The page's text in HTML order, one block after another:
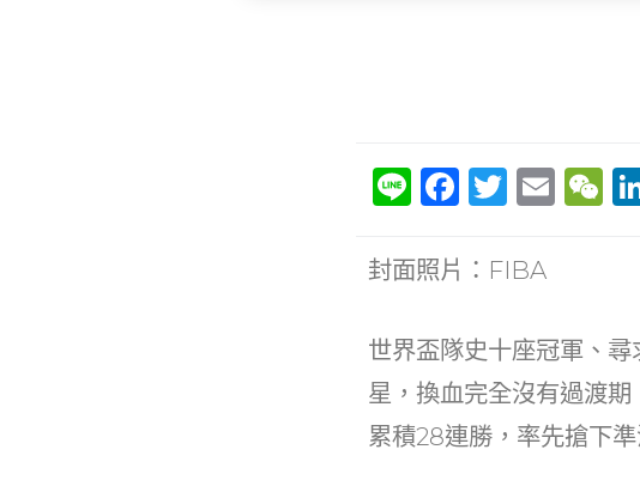
Li
e
F
c
b
o
o
k
T
itt
E
W
at
封面照片：FIBA
世界盃隊史十座冠軍、
星，換血完全沒有過渡
累積28連勝，率先搶下準